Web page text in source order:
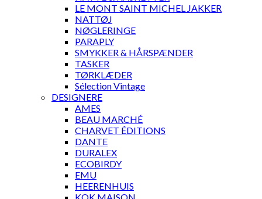
LE MONT SAINT MICHEL JAKKER
NATTØJ
NØGLERINGE
PARAPLY
SMYKKER & HÅRSPÆNDER
TASKER
TØRKLÆDER
Sélection Vintage
DESIGNERE
AMES
BEAU MARCHÉ
CHARVET ÉDITIONS
DANTE
DURALEX
ECOBIRDY
EMU
HEERENHUIS
KOK MAISON